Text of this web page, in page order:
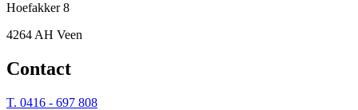
Hoefakker 8
4264 AH Veen
Contact
T. 0416 - 697 808